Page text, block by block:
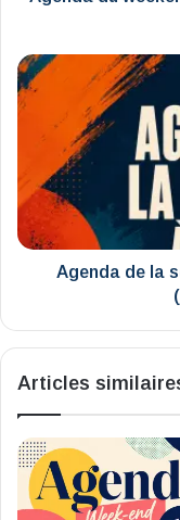
juin)
Agenda
de
la
semaine
Blois
et
ses
environs
(jusqu'auAgenda de la
Articles